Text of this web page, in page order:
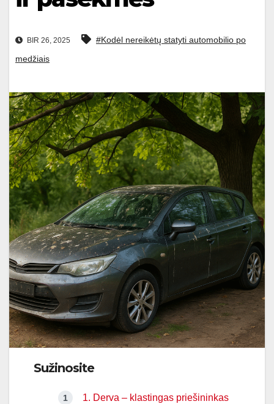
BIR 26, 2025
#Kodėl nereikėtų statyti automobilio po
medžiais
Sužinosite
1. Derva – klastingas priešininkas